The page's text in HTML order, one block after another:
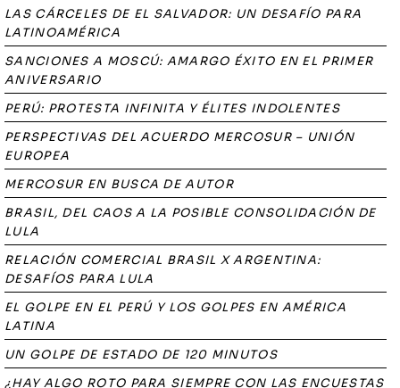
LAS CÁRCELES DE EL SALVADOR: UN DESAFÍO PARA
LATINOAMÉRICA
SANCIONES A MOSCÚ: AMARGO ÉXITO EN EL PRIMER
ANIVERSARIO
PERÚ: PROTESTA INFINITA Y ÉLITES INDOLENTES
PERSPECTIVAS DEL ACUERDO MERCOSUR – UNIÓN
EUROPEA
MERCOSUR EN BUSCA DE AUTOR
BRASIL, DEL CAOS A LA POSIBLE CONSOLIDACIÓN DE
LULA
RELACIÓN COMERCIAL BRASIL X ARGENTINA:
DESAFÍOS PARA LULA
EL GOLPE EN EL PERÚ Y LOS GOLPES EN AMÉRICA
LATINA
UN GOLPE DE ESTADO DE 120 MINUTOS
¿HAY ALGO ROTO PARA SIEMPRE CON LAS ENCUESTAS